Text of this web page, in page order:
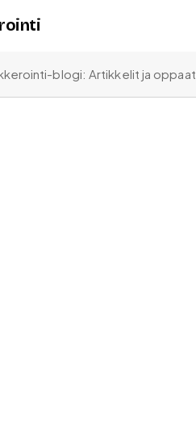
blogi: Artikkelit ja oppaat